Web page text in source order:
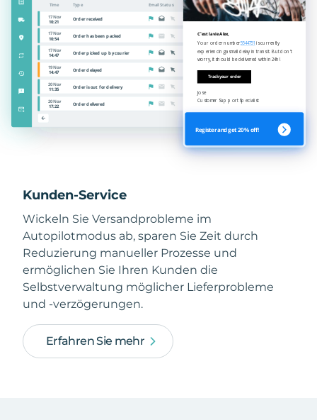
Kunden-Service
Wickeln Sie Versandprobleme im
Autopilotmodus ab, sparen Sie Zeit durch
Reduzierung manueller Prozesse und
ermöglichen Sie Ihren Kunden die
Selbstverwaltung möglicher Lieferprobleme
und -verzögerungen.
Erfahren Sie mehr